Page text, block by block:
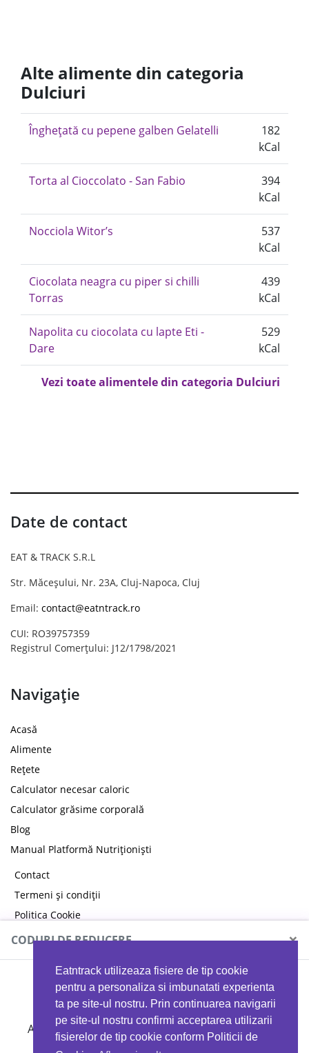
Eatntrack utilizeaza fisiere de tip cookie
pentru a personaliza si imbunatati experienta
ta pe site-ul nostru. Prin continuarea navigarii
pe site-ul nostru confirmi acceptarea utilizarii
fisierelor de tip cookie conform Politicii de
Alte alimente din categoria
Dulciuri
Înghețată cu pepene galben Gelatelli
182
kCal
Torta al Cioccolato - San Fabio
394
kCal
Nocciola Witor’s
537
kCal
Ciocolata neagra cu piper si chilli
Torras
439
kCal
Napolita cu ciocolata cu lapte Eti -
Dare
529
kCal
Vezi toate alimentele din categoria Dulciuri
Date de contact
EAT & TRACK S.R.L
Str. Măceșului, Nr. 23A, Cluj-Napoca, Cluj
Email: contact@eatntrack.ro
CUI: RO39757359
Registrul Comerțului: J12/1798/2021
Navigație
Acasă
Alimente
Rețete
Calculator necesar caloric
Calculator grăsime corporală
Blog
Manual Platformă Nutriționiști
Contact
Termeni și condiții
Politica Cookie
Politica de confidențialitate
CODURI DE REDUCERE ×
MYPROTEIN
Ai 40%reducere la orice comandă folosind codul
EATTRACK